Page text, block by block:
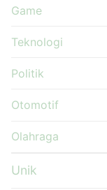
Game
Teknologi
Politik
Otomotif
Olahraga
Unik